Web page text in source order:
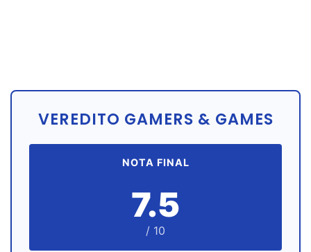
VEREDITO GAMERS & GAMES
NOTA FINAL
7.5
/ 10